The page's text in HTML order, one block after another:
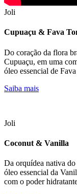
Joli
Cupuaçu & Fava
Do coração da flora
Cupuaçu, em uma
óleo essencial de
Saiba mais
Joli
Coconut & Vanilla
Da orquídea nativa
óleo essencial da
com o poder